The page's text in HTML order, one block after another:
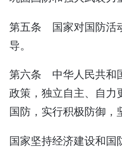
第五条 国家对国防活
导。
第六条 中华人民共和
政策，独立自主、自力
国防，实行积极防御，
国家坚持经济建设和国